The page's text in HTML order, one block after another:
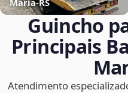
Guincho
Principais
Atendimento